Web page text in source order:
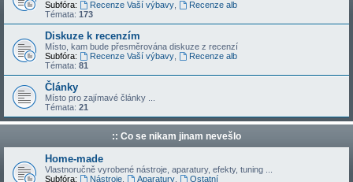
Subfóra:
Recenze Vaší výbavy,
Recenze alb
Témata: 173
Diskuze k recenzím
Místo, kam bude přesměrována diskuze z recenzí
Subfóra:
Recenze Vaší výbavy,
Recenze alb
Témata: 81
Články
Místo pro zajímavé články ...
Témata: 21
:: Co se nikam jinam nevešlo
Home-made
Vlastnoručně vyrobené nástroje, aparatury, efekty, tuning ...
Subfóra:
Nástroje, Aparatury,
Ostatní